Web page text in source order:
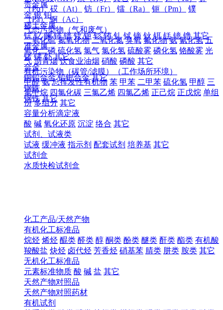
（Po） 砹（At） 钫（Fr） 镭（Ra） 钷（Pm）
镤
（Pa） 锕（Ac）
气态污染物（气和废气）
二氧化硫 氮氧化物 二氧化氮 臭氧 氟化物 氨 氰化氢 五
氧化二磷 硫化氢 氯气 氯化氢 硫酸雾 磷化氢 铬酸雾 光
气 沥青烟 饮食业油烟 硝酸 磷酸 其它
有机污染物（碳管/滤膜）（工作场所环境）
甲醛 氨 总挥发性有机物 苯 甲苯 二甲苯 硫化氢 甲醇 三
氯甲烷 四氯化碳 三氯乙烯 四氯乙烯 正己烷 正戊烷 单组
份 多组分 其它
容量分析滴定液
酸 碱 氧化还原 沉淀 络合 其它
试剂、试液类
试液 缓冲液 指示剂 配套试剂 培养基 其它
试剂盒
水质快检试剂盒
贵金属
金 银 铂
稀土金属
钪 钇 镧 铈 镨 钕 钷 钐 铕 钆 铽 镝 钬 铒 铥 镱 镥 其它
准金属
锗 锑 钋 其它
合金
铜铅合金 铅钯合金 其它
钢铁
钢铁 其它
化工产品/天然产物
有机化工标准品
烷烃 烯烃 醌类 醛类 醇 酮类 酚类 醚类 酐类 酯类 有机酸
羧酸盐 炔烃 卤代烃 芳香烃 硝基苯 腈类 肼类 胺类 其它
无机化工标准品
元素标准物质 酸 碱 盐 其它
天然产物对照品
天然产物对照药材
有机试剂